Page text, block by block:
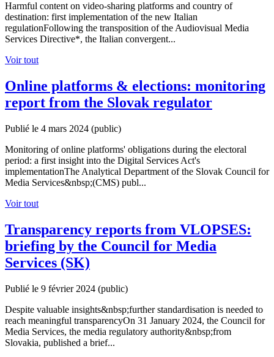
Harmful content on video-sharing platforms and country of
destination: first implementation of the new Italian
regulationFollowing the transposition of the Audiovisual Media
Services Directive*, the Italian convergent...
Voir tout
Online platforms & elections: monitoring
report from the Slovak regulator
Publié le 4 mars 2024 (public)
Monitoring of online platforms' obligations during the electoral
period: a first insight into the Digital Services Act's
implementationThe Analytical Department of the Slovak Council for
Media Services&nbsp;(CMS) publ...
Voir tout
Transparency reports from VLOPSES:
briefing by the Council for Media
Services (SK)
Publié le 9 février 2024 (public)
Despite valuable insights&nbsp;further standardisation is needed to
reach meaningful transparencyOn 31 January 2024, the Council for
Media Services, the media regulatory authority&nbsp;from
Slovakia, published a brief...